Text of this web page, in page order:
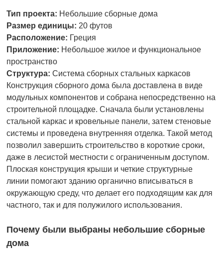
Тип проекта: Небольшие сборные дома
Размер единицы: 20 футов
Расположение: Греция
Приложение: Небольшое жилое и функциональное
пространство
Структура: Система сборных стальных каркасов
Конструкция сборного дома была доставлена в виде
модульных компонентов и собрана непосредственно на
строительной площадке. Сначала были установлены
стальной каркас и кровельные панели, затем стеновые
системы и проведена внутренняя отделка. Такой метод
позволил завершить строительство в короткие сроки,
даже в лесистой местности с ограниченным доступом.
Плоская конструкция крыши и четкие структурные
линии помогают зданию органично вписываться в
окружающую среду, что делает его подходящим как для
частного, так и для полужилого использования.
Почему были выбраны небольшие сборные
дома